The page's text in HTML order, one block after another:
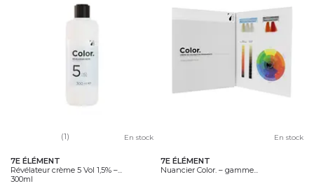
(1) En stock
7E ÉLÉMENT
Révélateur crème 5 Vol 1,5% –...
300ml
En stock
7E ÉLÉMENT
Nuancier Color. – gamme...